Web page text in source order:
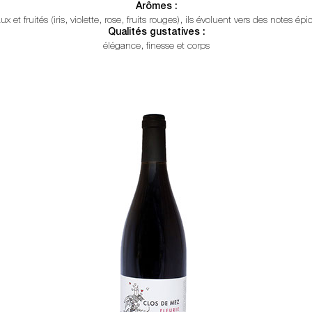
Arômes :
et fruités (iris, violette, rose, fruits rouges), ils évoluent vers des notes
Qualités gustatives :
élégance, finesse et corps